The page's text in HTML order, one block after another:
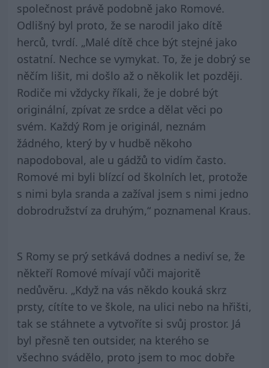
společnost právě podobně jako Romové.
Odlišný byl proto, že se narodil jako dítě
herců, tvrdí. „Malé dítě chce být stejné jako
ostatní. Nechce se vymykat. To, že je dobrý se
něčím lišit, mi došlo až o několik let později.
Rodiče mi vždycky říkali, že je dobré být
originální, zpívat ze srdce a dělat věci po
svém. Každý Rom je originál, neznám
žádného, který by v hudbě někoho
napodoboval, ale u gádžů to vidím často.
Romové mi byli blízcí od školních let, protože
s nimi byla sranda a zažíval jsem s nimi jedno
dobrodružství za druhým,“ poznamenal Kraus.
S Romy se prý setkává dodnes a nediví se, že
někteří Romové mívají vůči majoritě
nedůvěru. „Když na vás někdo kouká skrz
prsty, cítíte to ve škole, na ulici nebo na hřišti,
tak se stáhnete a vytvoříte si svůj prostor. Já
byl přesně ten outsider, na kterého se
všechno svádělo, proto jsem to moc dobře